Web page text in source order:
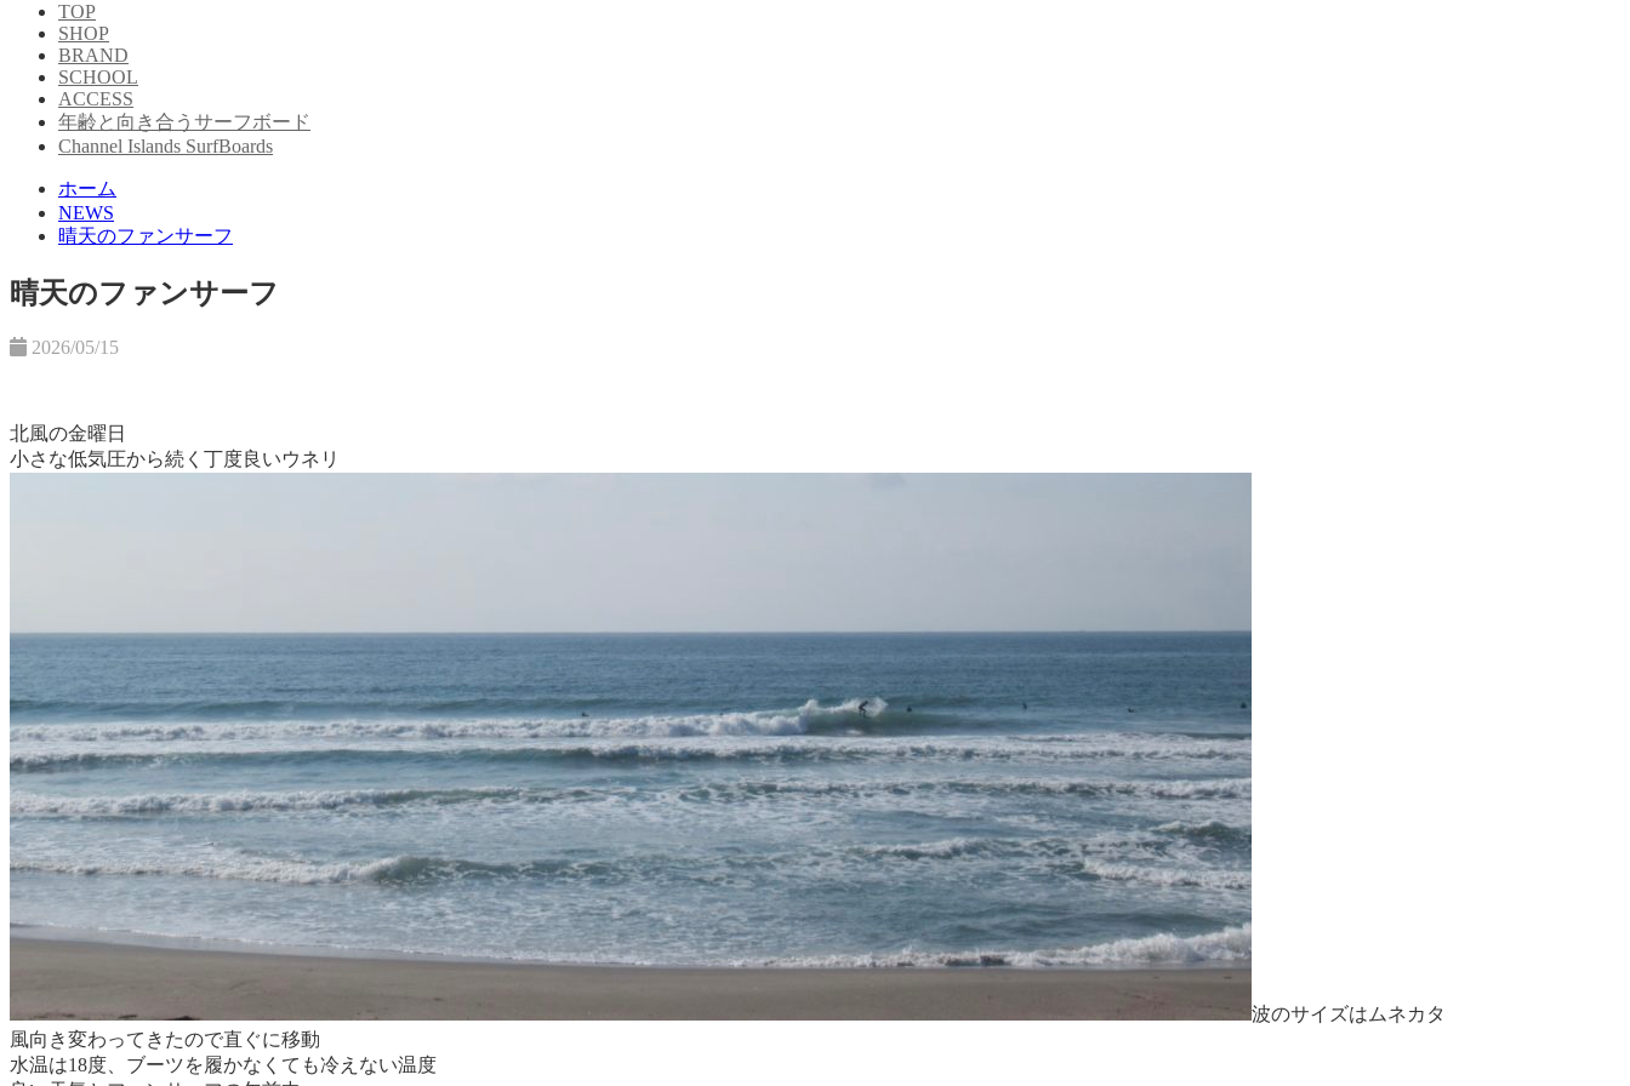
TOP
SHOP
BRAND
SCHOOL
ACCESS
年齢と向き合うサーフボード
Channel Islands SurfBoards
ホーム
NEWS
晴天のファンサーフ
晴天のファンサーフ
2026/05/15
北風の金曜日
小さな低気圧から続く丁度良いウネリ
波のサイズはムネカタ
風向き変わってきたので直ぐに移動
水温は18度、ブーツを履かなくても冷えない温度